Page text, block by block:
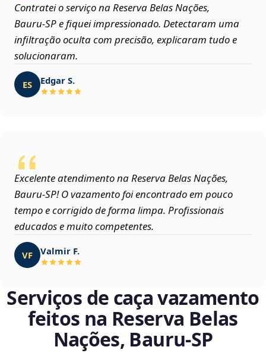
Contratei o serviço na Reserva Belas Nações,
Bauru‑SP e fiquei impressionado. Detectaram uma
infiltração oculta com precisão, explicaram tudo e
solucionaram.
ES Edgar S.
Excelente atendimento na Reserva Belas Nações,
Bauru‑SP! O vazamento foi encontrado em pouco
tempo e corrigido de forma limpa. Profissionais
educados e muito competentes.
VF Valmir F.
Serviços de caça vazamento
feitos na Reserva Belas
Nações, Bauru‑SP